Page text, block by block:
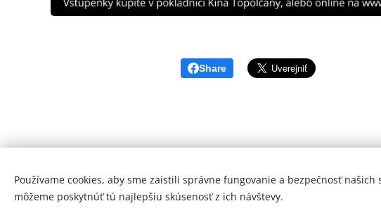
Share
© 2026 Mediálna a kultúrna spoločnosť Topoľčany, s.r.o.
Používame cookies, aby sme zaistili správne fungovanie a bezpečnosť našich
môžeme poskytnúť tú najlepšiu skúsenosť z ich návštevy.